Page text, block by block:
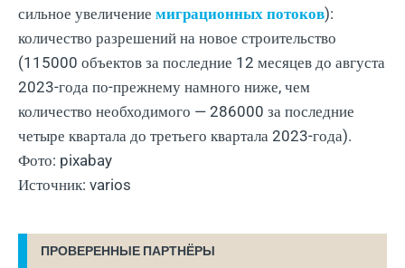
сильное увеличение миграционных потоков):
количество разрешений на новое строительство
(115000 объектов за последние 12 месяцев до августа
2023-года по-прежнему намного ниже, чем
количество необходимого — 286000 за последние
четыре квартала до третьего квартала 2023-года).
Фото: pixabay
Источник: varios
ПРОВЕРЕННЫЕ ПАРТНЁРЫ